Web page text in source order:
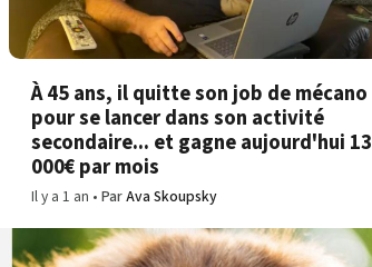
À 45 ans, il quitte son job de mécano
pour se lancer dans son activité
secondaire... et gagne aujourd'hui 13
000€ par mois
Il y a 1 an ParAva Skoupsky